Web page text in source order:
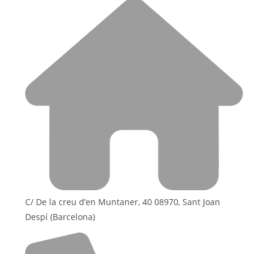
C/ De la creu d’en Muntaner, 40 08970, Sant Joan
Despí (Barcelona)